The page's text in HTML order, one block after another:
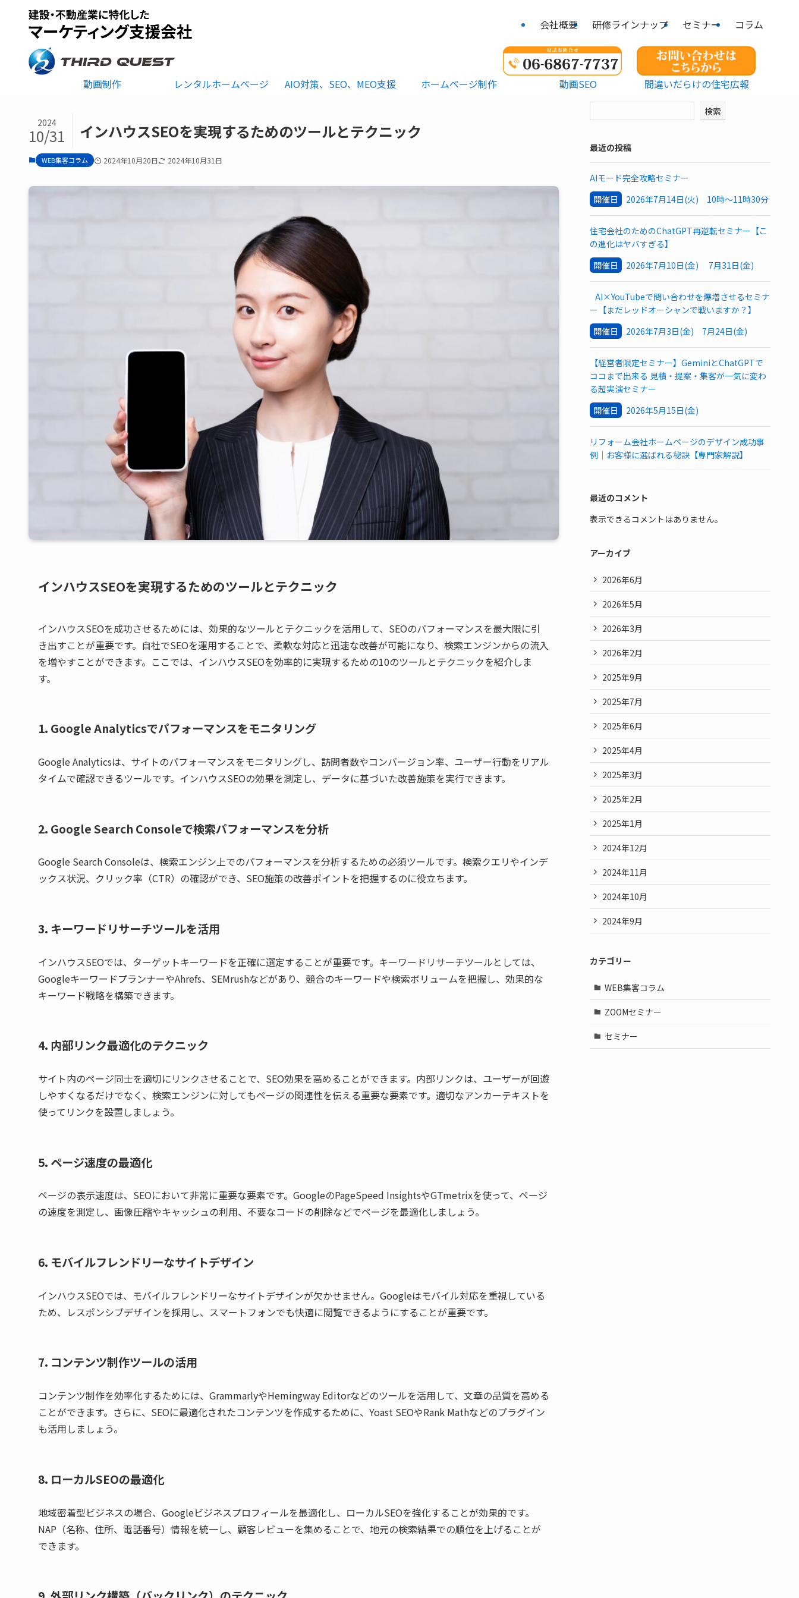
会社概要 研修ラインナップ セミナー コラム
動画制作 レンタルホームページ AIO対策、SEO、MEO支援 ホームページ制作 動画SEO 間違いだらけの住宅広報
インハウスSEOを実現するためのツールとテクニック
2024
10/31
WEB集客コラム 2024年10月20日 2024年10月31日
インハウスSEOを実現するためのツールとテクニック
インハウスSEOを成功させるためには、効果的なツールとテクニックを活用して、SEOのパフォーマンスを最大限に引
き出すことが重要です。自社でSEOを運用することで、柔軟な対応と迅速な改善が可能になり、検索エンジンからの流入
を増やすことができます。ここでは、インハウスSEOを効率的に実現するための10のツールとテクニックを紹介しま
す。
1. Google Analyticsでパフォーマンスをモニタリング
Google Analyticsは、サイトのパフォーマンスをモニタリングし、訪問者数やコンバージョン率、ユーザー行動をリアル
タイムで確認できるツールです。インハウスSEOの効果を測定し、データに基づいた改善施策を実行できます。
2. Google Search Consoleで検索パフォーマンスを分析
Google Search Consoleは、検索エンジン上でのパフォーマンスを分析するための必須ツールです。検索クエリやインデ
ックス状況、クリック率（CTR）の確認ができ、SEO施策の改善ポイントを把握するのに役立ちます。
3. キーワードリサーチツールを活用
インハウスSEOでは、ターゲットキーワードを正確に選定することが重要です。キーワードリサーチツールとしては、
GoogleキーワードプランナーやAhrefs、SEMrushなどがあり、競合のキーワードや検索ボリュームを把握し、効果的な
キーワード戦略を構築できます。
4. 内部リンク最適化のテクニック
サイト内のページ同士を適切にリンクさせることで、SEO効果を高めることができます。内部リンクは、ユーザーが回遊
しやすくなるだけでなく、検索エンジンに対してもページの関連性を伝える重要な要素です。適切なアンカーテキストを
使ってリンクを設置しましょう。
5. ページ速度の最適化
ページの表示速度は、SEOにおいて非常に重要な要素です。GoogleのPageSpeed InsightsやGTmetrixを使って、ページ
の速度を測定し、画像圧縮やキャッシュの利用、不要なコードの削除などでページを最適化しましょう。
6. モバイルフレンドリーなサイトデザイン
インハウスSEOでは、モバイルフレンドリーなサイトデザインが欠かせません。Googleはモバイル対応を重視している
ため、レスポンシブデザインを採用し、スマートフォンでも快適に閲覧できるようにすることが重要です。
7. コンテンツ制作ツールの活用
コンテンツ制作を効率化するためには、GrammarlyやHemingway Editorなどのツールを活用して、文章の品質を高める
ことができます。さらに、SEOに最適化されたコンテンツを作成するために、Yoast SEOやRank Mathなどのプラグイン
も活用しましょう。
8. ローカルSEOの最適化
地域密着型ビジネスの場合、Googleビジネスプロフィールを最適化し、ローカルSEOを強化することが効果的です。
NAP（名称、住所、電話番号）情報を統一し、顧客レビューを集めることで、地元の検索結果での順位を上げることが
できます。
検索
最近の投稿
AIモード完全攻略セミナー
開催日
2026年7月14日(火) 10時～11時30分
住宅会社のためのChatGPT再逆転セミナー【こ
の進化はヤバすぎる】
開催日
2026年7月10日(金) 7月31日(金)
AI×YouTubeで問い合わせを爆増させるセミナ
ー【まだレッドオーシャンで戦いますか？】
開催日
2026年7月3日(金) 7月24日(金)
【経営者限定セミナー】GeminiとChatGPTで
ココまで出来る 見積・提案・集客が一気に変わ
る超実演セミナー
開催日
2026年5月15日(金)
リフォーム会社ホームページのデザイン成功事
例｜お客様に選ばれる秘訣【専門家解説】
最近のコメント
表示できるコメントはありません。
アーカイブ
2026年6月
2026年5月
2026年3月
2026年2月
2025年9月
2025年7月
2025年6月
2025年4月
2025年3月
2025年2月
2025年1月
2024年12月
2024年11月
2024年10月
2024年9月
カテゴリー
WEB集客コラム
ZOOMセミナー
セミナー